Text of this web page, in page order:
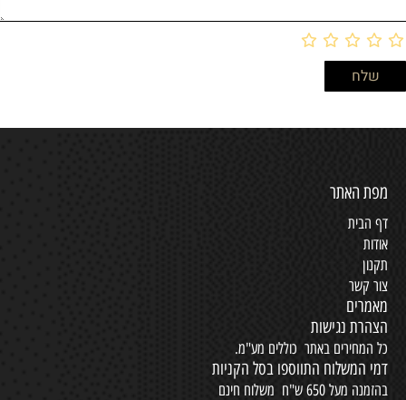
מפת האתר
דף הבית
אודות
תקנון
צור קשר
מאמרים
הצהרת נגישות
כל המחירים באתר כוללים מע"מ.
דמי המשלוח התווספו בסל הקניות
בהזמנה מעל 650 ש"ח משלוח חינם